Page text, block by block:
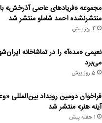
مجموعه «فریادهای عاصی آذرخش» با
منتشرنشده احمد شاملو منتشر شد
4 روز پیش
نعیمی «مده‌آ» را در تماشاخانه
می‌برد
5 روز پیش
فراخوان دومین رویداد بین‌المللی
آینه هنر» منتشر شد
1 هفته پیش